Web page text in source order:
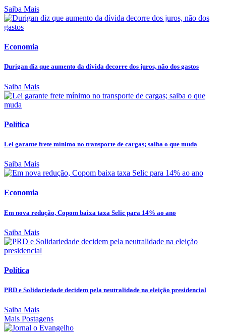
Saiba Mais
Economia
Durigan diz que aumento da dívida decorre dos juros, não dos gastos
Saiba Mais
Política
Lei garante frete mínimo no transporte de cargas; saiba o que muda
Saiba Mais
Economia
Em nova redução, Copom baixa taxa Selic para 14% ao ano
Saiba Mais
Política
PRD e Solidariedade decidem pela neutralidade na eleição presidencial
Saiba Mais
Mais Postagens